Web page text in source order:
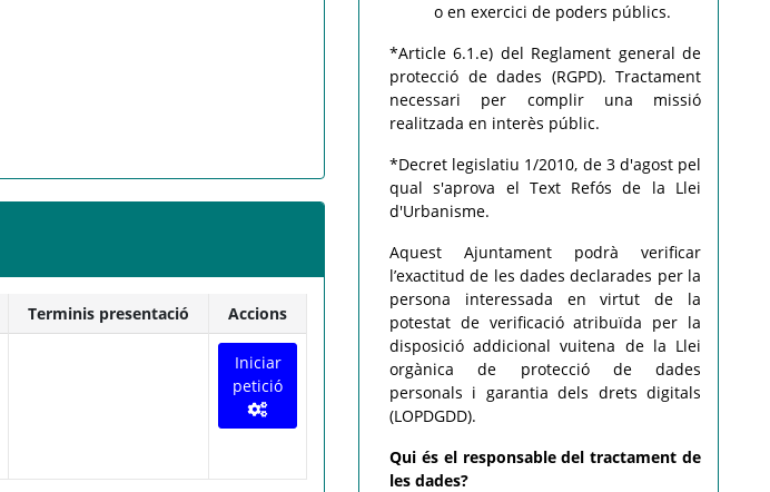
Terminis presentació
Accions
Iniciar
petició
o en exercici de poders públics.
*Article 6.1.e) del Reglament general de
protecció de dades (RGPD). Tractament
necessari per complir una missió
realitzada en interès públic.
*Decret legislatiu 1/2010, de 3 d'agost pel
qual s'aprova el Text Refós de la Llei
d'Urbanisme.
Aquest Ajuntament podrà verificar
l’exactitud de les dades declarades per la
persona interessada en virtut de la
potestat de verificació atribuïda per la
disposició addicional vuitena de la Llei
orgànica de protecció de dades
personals i garantia dels drets digitals
(LOPDGDD).
Qui és el responsable del tractament de
les dades?